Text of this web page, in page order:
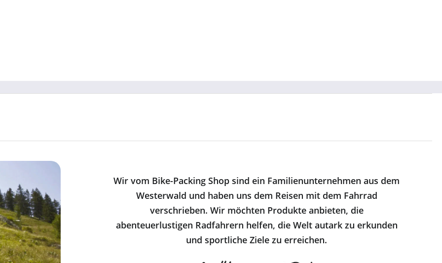
Wir vom Bike-Packing Shop sind ein Familienunternehmen aus dem
Westerwald und haben uns dem Reisen mit dem Fahrrad
verschrieben. Wir möchten Produkte anbieten, die
abenteuerlustigen Radfahrern helfen, die Welt autark zu erkunden
und sportliche Ziele zu erreichen.